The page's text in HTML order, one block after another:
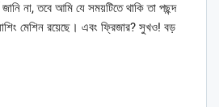
না, তবে আমি যে সময়টিতে থাকি তা পছন্দ
মেশিন রয়েছে। এবং ফ্রিজার? সুখও! বড়